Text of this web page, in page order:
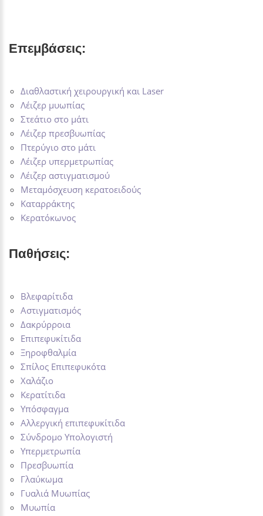
Επεμβάσεις:
Διαθλαστική χειρουργική και Laser
Λέιζερ μυωπίας
Στεάτιο στο μάτι
Λέιζερ πρεσβυωπίας
Πτερύγιο στο μάτι
Λέιζερ υπερμετρωπίας
Λέιζερ αστιγματισμού
Μεταμόσχευση κερατοειδούς
Καταρράκτης
Κερατόκωνος
Παθήσεις:
Βλεφαρίτιδα
Αστιγματισμός
Δακρύρροια
Επιπεφυκίτιδα
Ξηροφθαλμία
Σπίλος Επιπεφυκότα
Χαλάζιο
Κερατίτιδα
Υπόσφαγμα
Αλλεργική επιπεφυκίτιδα
Σύνδρομο Υπολογιστή
Υπερμετρωπία
Πρεσβυωπία
Γλαύκωμα
Γυαλιά Μυωπίας
Μυωπία